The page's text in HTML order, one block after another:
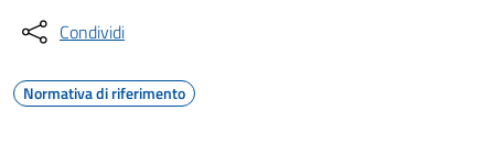
Condividi
Normativa di riferimento